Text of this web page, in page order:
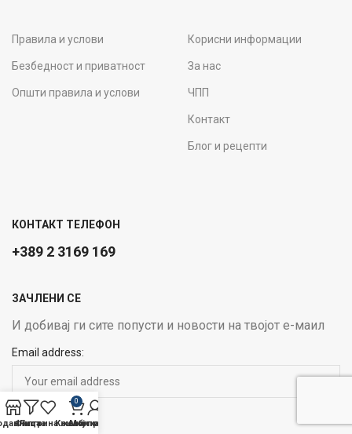
Правила и услови
Безбедност и приватност
Општи правила и услови
Корисни информации
За нас
ЧПП
Контакт
Блог и рецепти
КОНТАКТ ТЕЛЕФОН
+389 2 3169 169
ЗАЧЛЕНИ СЕ
И добивај ги сите попусти и новости на твојот е-маил
Email address:
Филтри
Листа на желби
0
Кошничка
Мој профил